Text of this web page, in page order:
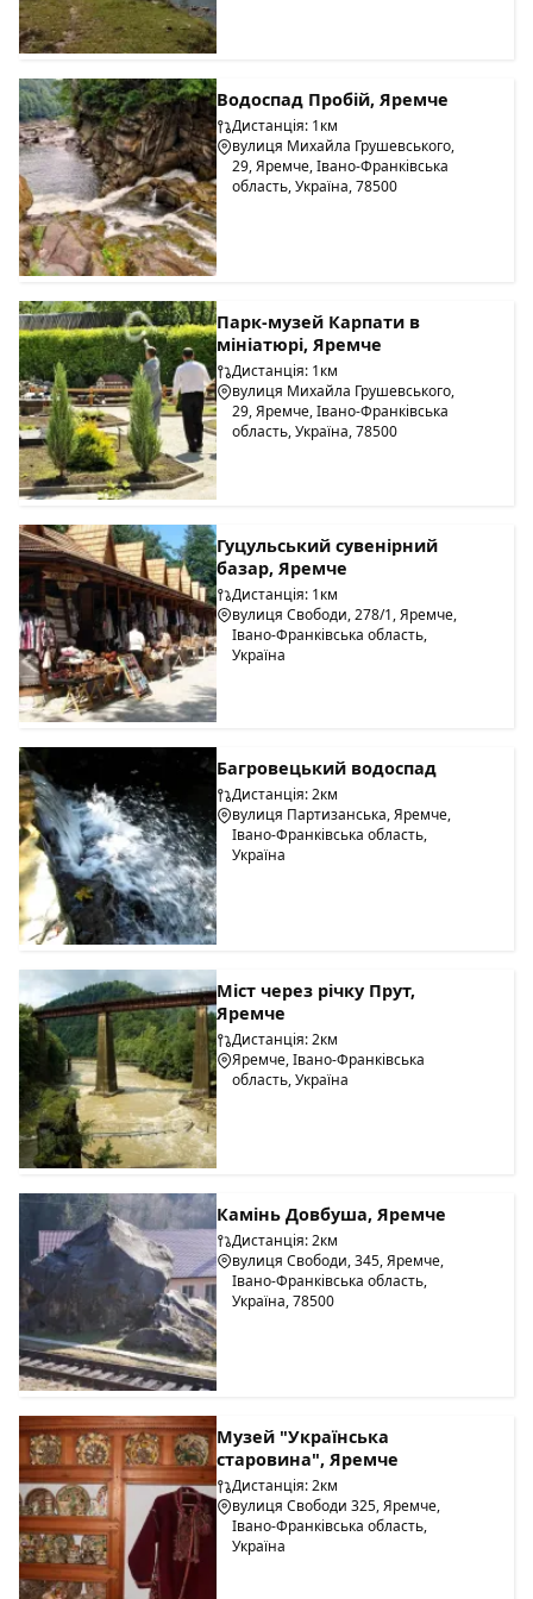
Водоспад Пробій, Яремче
Дистанція: 1км
вулиця Михайла Грушевського,
29, Яремче, Івано-Франківська
область, Україна, 78500
Парк-музей Карпати в
мініатюрі, Яремче
Дистанція: 1км
вулиця Михайла Грушевського,
29, Яремче, Івано-Франківська
область, Україна, 78500
Гуцульський сувенірний
базар, Яремче
Дистанція: 1км
вулиця Свободи, 278/1, Яремче,
Івано-Франківська область,
Україна
Багровецький водоспад
Дистанція: 2км
вулиця Партизанська, Яремче,
Івано-Франківська область,
Україна
Міст через річку Прут,
Яремче
Дистанція: 2км
Яремче, Івано-Франківська
область, Україна
Камінь Довбуша, Яремче
Дистанція: 2км
вулиця Свободи, 345, Яремче,
Івано-Франківська область,
Україна, 78500
Музей "Українська
старовина", Яремче
Дистанція: 2км
вулиця Свободи 325, Яремче,
Івано-Франківська область,
Україна